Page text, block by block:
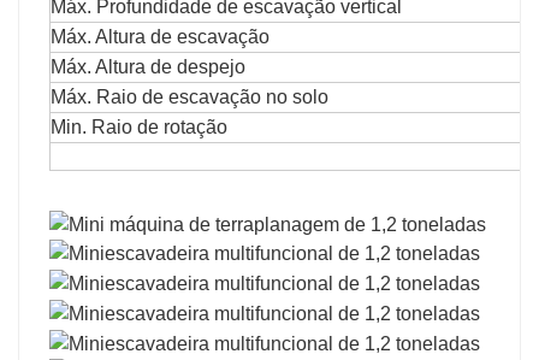
Máx. Profundidade de escavação vertical
Máx. Altura de escavação
Máx. Altura de despejo
Máx. Raio de escavação no solo
Min. Raio de rotação